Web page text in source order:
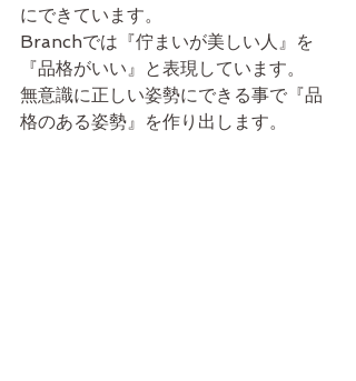
にできています。
Branchでは『佇まいが美しい人』を
『品格がいい』と表現しています。
無意識に正しい姿勢にできる事で『品
格のある姿勢』を作り出します。